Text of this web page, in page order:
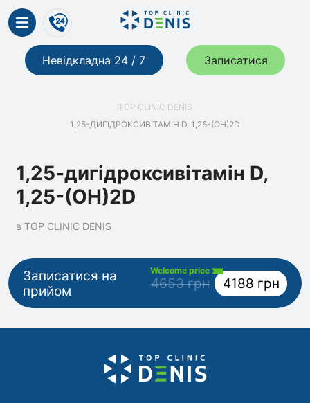
Невідкладна 24 / 7 Записатися
TOP CLINIC DENIS
1,25-ДИГІДРОКСИВІТАМІН D, 1,25-(OH)2D
1,25-дигідроксивітамін D,
1,25-(OH)2D
в TOP CLINIC DENIS
Записатися на
прийом
Welcome price
4653 грн 4188 грн